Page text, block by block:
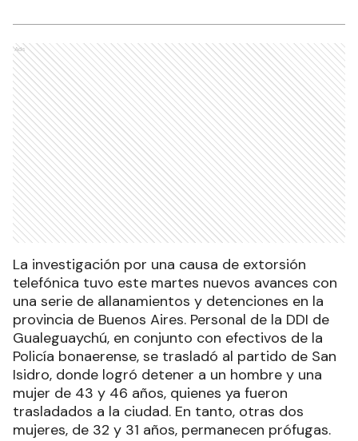
Ads
La investigación por una causa de extorsión
telefónica tuvo este martes nuevos avances con
una serie de allanamientos y detenciones en la
provincia de Buenos Aires. Personal de la DDI de
Gualeguaychú, en conjunto con efectivos de la
Policía bonaerense, se trasladó al partido de San
Isidro, donde logró detener a un hombre y una
mujer de 43 y 46 años, quienes ya fueron
trasladados a la ciudad. En tanto, otras dos
mujeres, de 32 y 31 años, permanecen prófugas.